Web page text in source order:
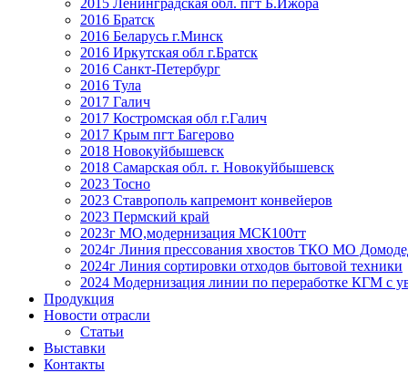
2015 Ленинградская обл. пгт Б.Ижора
2016 Братск
2016 Беларусь г.Минск
2016 Иркутская обл г.Братск
2016 Санкт-Петербург
2016 Тула
2017 Галич
2017 Костромская обл г.Галич
2017 Крым пгт Багерово
2018 Новокуйбышевск
2018 Самарская обл. г. Новокуйбышевск
2023 Тосно
2023 Ставрополь капремонт конвейеров
2023 Пермский край
2023г МО,модернизация МСК100тт
2024г Линия прессования хвостов ТКО МО
2024г Линия сортировки отходов бытовой техники
2024 Модернизация линии по переработке КГМ с
Продукция
Новости отрасли
Статьи
Выставки
Контакты